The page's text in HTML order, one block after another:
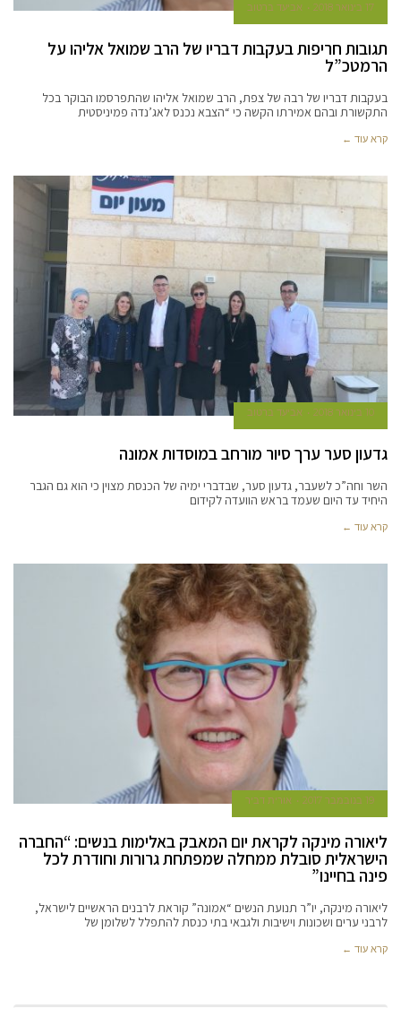
17 בינואר 2018 אביעד ברטוב
תגובות חריפות בעקבות דבריו של הרב שמואל אליהו על
הרמטכ”ל
בעקבות דבריו של רבה של צפת, הרב שמואל אליהו שהתפרסמו הבוקר בכל
התקשורת ובהם אמירתו הקשה כי “הצבא נכנס לאג’נדה פמיניסטית
קרא עוד ←
10 בינואר 2018 אביעד ברטוב
גדעון סער ערך סיור מורחב במוסדות אמונה
השר וחה”כ לשעבר, גדעון סער, שבדברי ימיה של הכנסת מצוין כי הוא גם הגבר
היחיד עד היום שעמד בראש הוועדה לקידום
קרא עוד ←
19 בנובמבר 2017 אורית דביר
ליאורה מינקה לקראת יום המאבק באלימות בנשים: “החברה
הישראלית סובלת ממחלה שמפתחת גרורות וחודרת לכל
פינה בחיינו”
ליאורה מינקה, יו”ר תנועת הנשים “אמונה” קוראת לרבנים הראשיים לישראל,
לרבני ערים ושכונות וישיבות ולגבאי בתי כנסת להתפלל לשלומן של
קרא עוד ←